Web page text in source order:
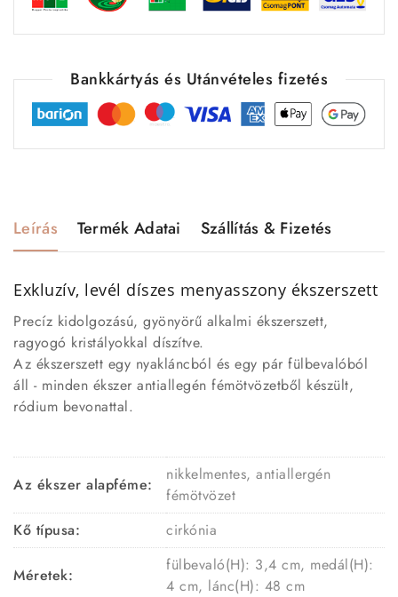
Bankkártyás és Utánvételes fizetés
Leírás Termék Adatai Szállítás & Fizetés
Exkluzív, levél díszes menyasszony ékszerszett
Precíz kidolgozású, gyönyörű alkalmi ékszerszett,
ragyogó kristályokkal díszítve.
Az ékszerszett egy nyakláncból és egy pár fülbevalóból
áll - minden ékszer antiallegén fémötvözetből készült,
ródium bevonattal.
Az ékszer alapféme:
nikkelmentes, antiallergén
fémötvözet
Kő típusa:
cirkónia
Méretek:
fülbevaló(H): 3,4 cm, medál(H):
4 cm, lánc(H): 48 cm